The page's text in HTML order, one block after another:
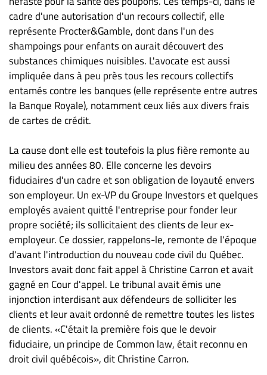
cadre d'une autorisation d'un recours collectif, elle
représente Procter&Gamble, dont dans l'un des
shampoings pour enfants on aurait découvert des
substances chimiques nuisibles. L'avocate est aussi
impliquée dans à peu près tous les recours collectifs
entamés contre les banques (elle représente entre autres
la Banque Royale), notamment ceux liés aux divers frais
de cartes de crédit.
La cause dont elle est toutefois la plus fière remonte au
milieu des années 80. Elle concerne les devoirs
fiduciaires d'un cadre et son obligation de loyauté envers
son employeur. Un ex-VP du Groupe Investors et quelques
employés avaient quitté l'entreprise pour fonder leur
propre société; ils sollicitaient des clients de leur ex-
employeur. Ce dossier, rappelons-le, remonte de l'époque
d'avant l'introduction du nouveau code civil du Québec.
Investors avait donc fait appel à Christine Carron et avait
gagné en Cour d'appel. Le tribunal avait émis une
injonction interdisant aux défendeurs de solliciter les
clients et leur avait ordonné de remettre toutes les listes
de clients. «C'était la première fois que le devoir
fiduciaire, un principe de Common law, était reconnu en
droit civil québécois», dit Christine Carron.